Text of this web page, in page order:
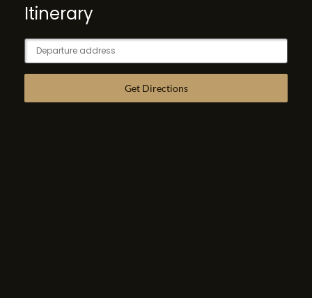
Itinerary